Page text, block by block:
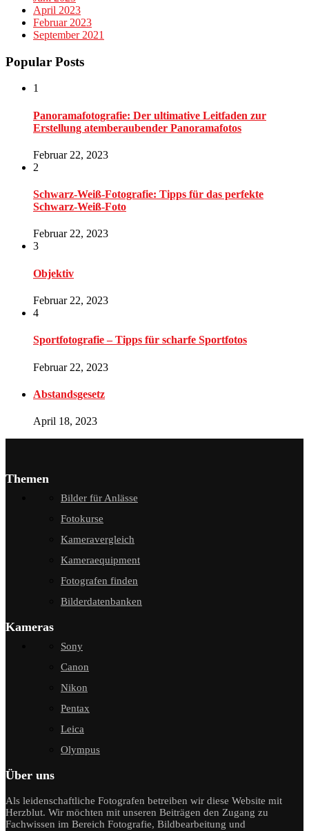
April 2023
Februar 2023
September 2021
Popular Posts
1
Panoramafotografie: Der ultimative Leitfaden zur
Erstellung atemberaubender Panoramafotos
Februar 22, 2023
2
Schwarz-Weiß-Fotografie: Tipps für das perfekte
Schwarz-Weiß-Foto
Februar 22, 2023
3
Objektiv
Februar 22, 2023
4
Sportfotografie – Tipps für scharfe Sportfotos
Februar 22, 2023
Abstandsgesetz
April 18, 2023
Themen
Bilder für Anlässe
Fotokurse
Kameravergleich
Kameraequipment
Fotografen finden
Bilderdatenbanken
Kameras
Sony
Canon
Nikon
Pentax
Leica
Olympus
Über uns
Als leidenschaftliche Fotografen betreiben wir diese Website mit
Herzblut. Wir möchten mit unseren Beiträgen den Zugang zu
Fachwissen im Bereich Fotografie, Bildbearbeitung und